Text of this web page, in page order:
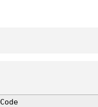
Code